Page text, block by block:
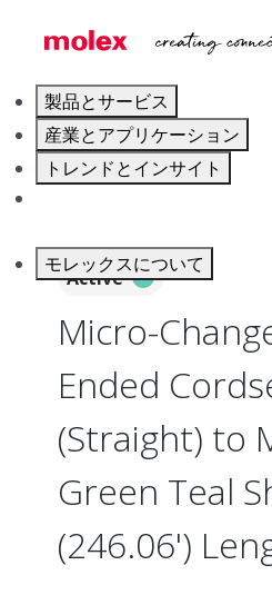
製品とサービス
産業とアプリケーション
トレンドとインサイト
モレックスについて
Active
Micro-
Ended
(Straight) to
Green Teal
(246.06')